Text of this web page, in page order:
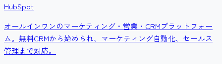
HubSpot
オールインワンのマーケティング・営業・CRMプラットフォー
ム。無料CRMから始められ、マーケティング自動化、セールス
管理まで対応。